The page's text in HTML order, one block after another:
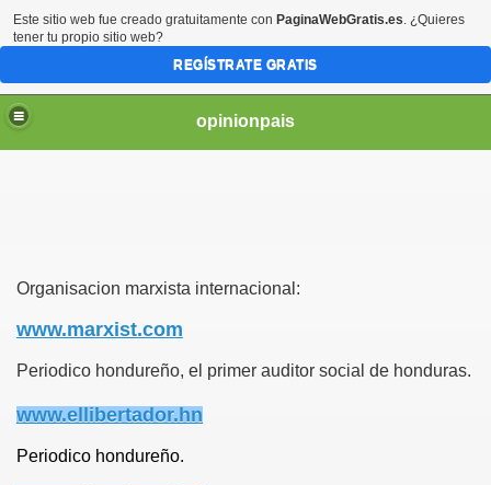
opinionpais
Organisacion marxista internacional:
www.marxist.com
Periodico hondureño, el primer auditor social de honduras.
www.ellibertador.hn
Periodico hondureño.
Este sitio web fue creado gratuitamente con PaginaWebGratis.es. ¿Quieres
tener tu propio sitio web?
REGÍSTRATE GRATIS